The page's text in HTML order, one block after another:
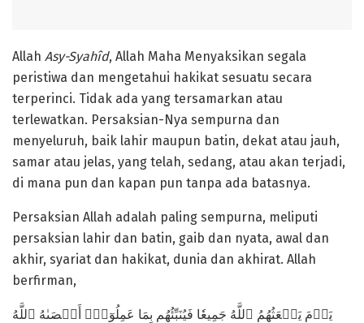
Allah Asy-Syahîd, Allah Maha Menyaksikan segala
peristiwa dan mengetahui hakikat sesuatu secara
terperinci. Tidak ada yang tersamarkan atau
terlewatkan. Persaksian-Nya sempurna dan
menyeluruh, baik lahir maupun batin, dekat atau jauh,
samar atau jelas, yang telah, sedang, atau akan terjadi,
di mana pun dan kapan pun tanpa ada batasnya.
Persaksian Allah adalah paling sempurna, meliputi
persaksian lahir dan batin, gaib dan nyata, awal dan
akhir, syariat dan hakikat, dunia dan akhirat. Allah
berfirman,
يَوۡمَ يَبۡعَثُهُمُ ٱللَّهُ جَمِيعٗا فَيُنَبِّئُهُم بِمَا عَمِلُوٓاْۚ أَحۡصَىٰهُ ٱللَّهُ